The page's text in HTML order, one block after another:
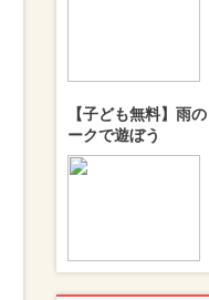
【子ども無料】雨
ークで遊ぼう